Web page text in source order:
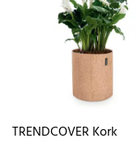
TRENDCOVER Kork